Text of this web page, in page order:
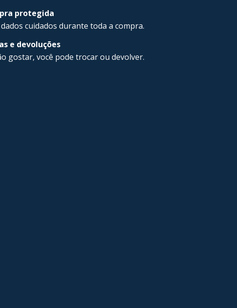
protegida
cuidados durante toda a compra.
e devoluções
gostar, você pode trocar ou devolver.